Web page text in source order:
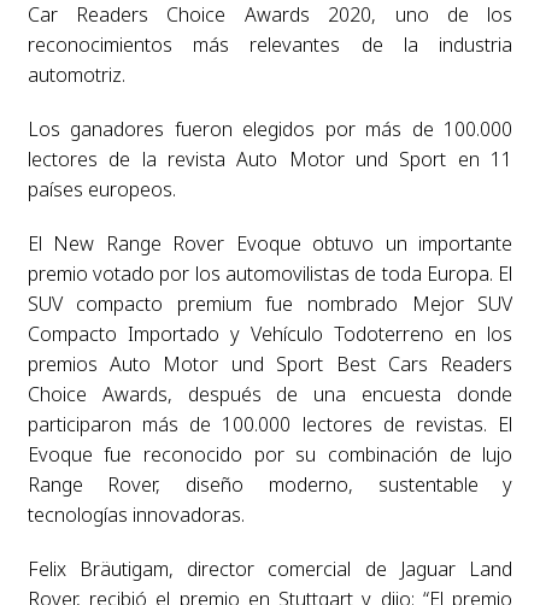
Car Readers Choice Awards 2020, uno de los
reconocimientos más relevantes de la industria
automotriz.
Los ganadores fueron elegidos por más de 100.000
lectores de la revista Auto Motor und Sport en 11
países europeos.
El New Range Rover Evoque obtuvo un importante
premio votado por los automovilistas de toda Europa. El
SUV compacto premium fue nombrado Mejor SUV
Compacto Importado y Vehículo Todoterreno en los
premios Auto Motor und Sport Best Cars Readers
Choice Awards, después de una encuesta donde
participaron más de 100.000 lectores de revistas. El
Evoque fue reconocido por su combinación de lujo
Range Rover, diseño moderno, sustentable y
tecnologías innovadoras.
Felix Bräutigam, director comercial de Jaguar Land
Rover, recibió el premio en Stuttgart y dijo: “El premio